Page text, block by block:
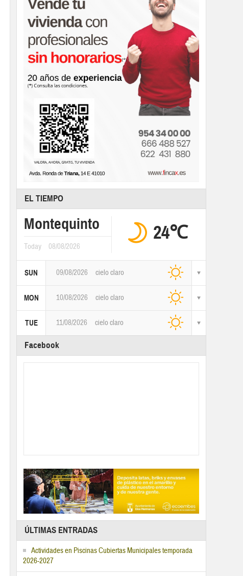
EL TIEMPO
Montequinto
Today 08/08/2026
24℃
SUN 09/08/2026 cielo claro
MON 10/08/2026 cielo claro
TUE 11/08/2026 cielo claro
Facebook
ÚLTIMAS ENTRADAS
Actividades en Piscinas Cubiertas Municipales temporada
2026-2027